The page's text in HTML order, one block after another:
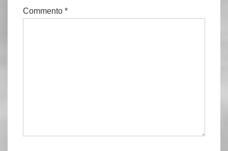
Commento *